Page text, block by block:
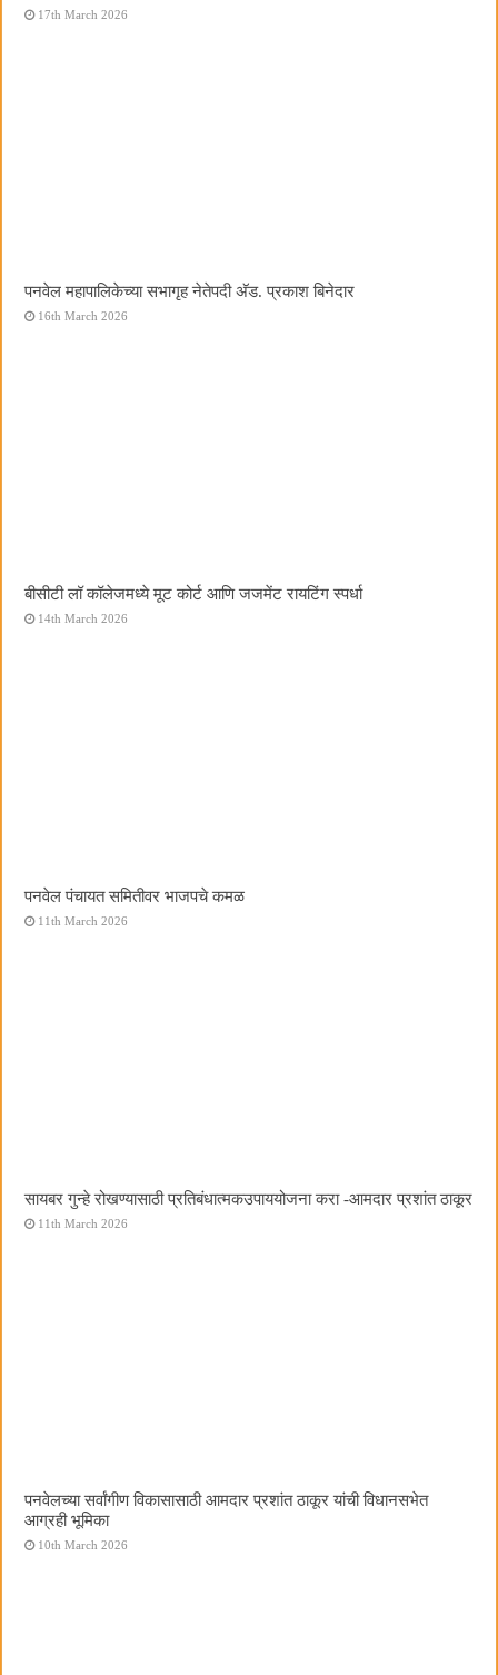
17th March 2026
पनवेल महापालिकेच्या सभागृह नेतेपदी अ‍ॅड. प्रकाश बिनेदार
16th March 2026
बीसीटी लॉ कॉलेजमध्ये मूट कोर्ट आणि जजमेंट रायटिंग स्पर्धा
14th March 2026
पनवेल पंचायत समितीवर भाजपचे कमळ
11th March 2026
सायबर गुन्हे रोखण्यासाठी प्रतिबंधात्मकउपाययोजना करा -आमदार प्रशांत ठाकूर
11th March 2026
पनवेलच्या सर्वांगीण विकासासाठी आमदार प्रशांत ठाकूर यांची विधानसभेत
आग्रही भूमिका
10th March 2026